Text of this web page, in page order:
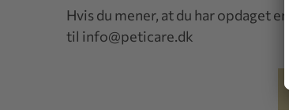
Hvis du mener, at du har opdaget
til info@peticare.dk